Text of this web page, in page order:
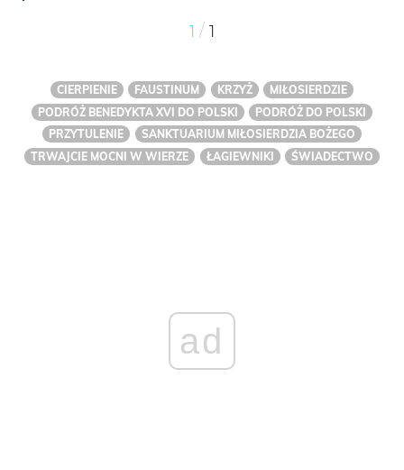
1 / 1
CIERPIENIE FAUSTINUM KRZYŻ
MIŁOSIERDZIE
PODRÓŻ BENEDYKTA XVI DO POLSKI
PODRÓŻ DO POLSKI
PRZYTULENIE
SANKTUARIUM MIŁOSIERDZIA BOŻEGO
TRWAJCIE MOCNI W WIERZE
ŁAGIEWNIKI ŚWIADECTWO
ad